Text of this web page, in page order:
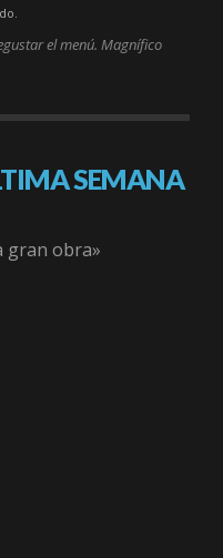
el menú. Magnífico
SEMANA
gran obra»